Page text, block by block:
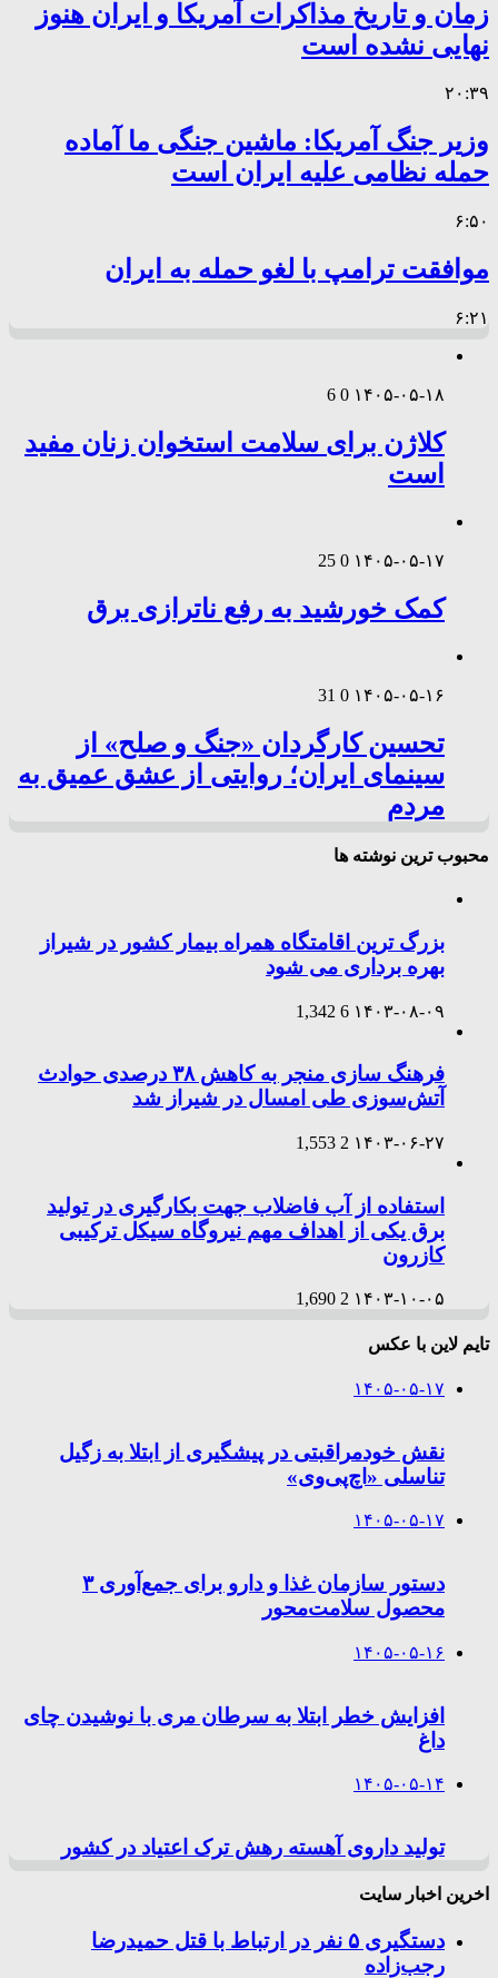
زمان و تاریخ مذاکرات آمریکا و ایران هنوز
نهایی نشده است
۲۰:۳۹
وزیر جنگ آمریکا: ماشین جنگی ما آماده
حمله نظامی علیه ایران است
۶:۵۰
موافقت ترامپ با لغو حمله به ایران
۶:۲۱
۱۴۰۵-۰۵-۱۸ 0
6
کلاژن برای سلامت استخوان زنان مفید
است
۱۴۰۵-۰۵-۱۷ 0
25
کمک خورشید به رفع ناترازی برق
۱۴۰۵-۰۵-۱۶ 0
31
تحسین کارگردان «جنگ و صلح» از
سینمای ایران؛ روایتی از عشق عمیق به
مردم
محبوب ترین نوشته ها
بزرگ ترین اقامتگاه همراه بیمار کشور در شیراز
بهره برداری می شود
۱۴۰۳-۰۸-۰۹ 6
1,342
فرهنگ سازی منجر به کاهش ۳۸ درصدی حوادث
آتش‌سوزی طی امسال در شیراز شد
۱۴۰۳-۰۶-۲۷ 2
1,553
استفاده از آب فاضلاب جهت بکارگیری در تولید
برق یکی از اهداف مهم نیروگاه سیکل ترکیبی
کازرون
۱۴۰۳-۱۰-۰۵ 2
1,690
تایم لاین با عکس
۱۴۰۵-۰۵-۱۷
نقش خودمراقبتی در پیشگیری از ابتلا به زگیل
تناسلی «اچ‌پی‌وی»
۱۴۰۵-۰۵-۱۷
دستور سازمان غذا و دارو برای جمع‌آوری ۳
محصول سلامت‌محور
۱۴۰۵-۰۵-۱۶
افزایش خطر ابتلا به سرطان مری با نوشیدن چای
داغ
۱۴۰۵-۰۵-۱۴
تولید داروی آهسته رهش ترک اعتیاد در کشور
اخرین اخبار سایت
دستگیری ۵ نفر در ارتباط با قتل حمیدرضا
رجب‌زاده